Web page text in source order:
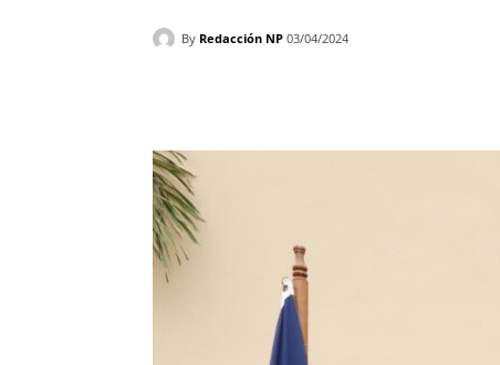
By Redacción NP 03/04/2024